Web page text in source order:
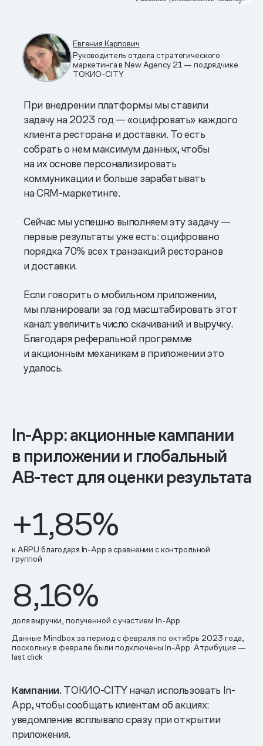
Евгения Карпович
Руководитель отдела стратегического
маркетинга в New Agency 21 — подрядчике
ТОКИО-CITY
При внедрении платформы мы ставили
задачу на 2023 год — «оцифровать» каждого
клиента ресторана и доставки. То есть
собрать о нем максимум данных, чтобы
на их основе персонализировать
коммуникации и больше зарабатывать
на CRM-маркетинге.
Сейчас мы успешно выполняем эту задачу —
первые результаты уже есть: оцифровано
порядка 70% всех транзакций ресторанов
и доставки.
Если говорить о мобильном приложении,
мы планировали за год масштабировать этот
канал: увеличить число скачиваний и выручку.
Благодаря реферальной программе
и акционным механикам в приложении это
удалось.
In-App: акционные кампании
в приложении и глобальный
AB-тест для оценки результата
+1,85%
к ARPU благодаря In-App в сравнении с контрольной
группой
8,16%
доля выручки, полученной с участием In-App
Данные Mindbox за период с февраля по октябрь 2023 года,
поскольку в феврале были подключены In-App. Атрибуция —
last click
Кампании. ТОКИО-CITY начал использовать In-
App, чтобы сообщать клиентам об акциях:
уведомление всплывало сразу при открытии
приложения.